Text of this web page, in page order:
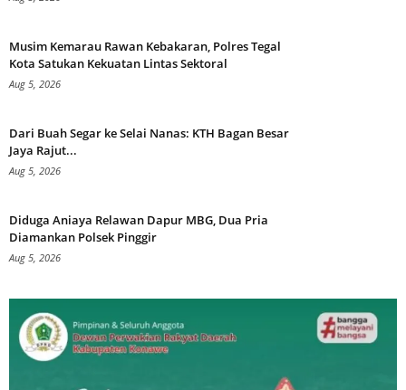
Musim Kemarau Rawan Kebakaran, Polres Tegal
Kota Satukan Kekuatan Lintas Sektoral
Aug 5, 2026
Dari Buah Segar ke Selai Nanas: KTH Bagan Besar
Jaya Rajut...
Aug 5, 2026
Diduga Aniaya Relawan Dapur MBG, Dua Pria
Diamankan Polsek Pinggir
Aug 5, 2026